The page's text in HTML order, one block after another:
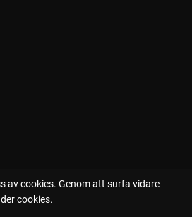
av cookies. Genom att surfa vidare
cookies.